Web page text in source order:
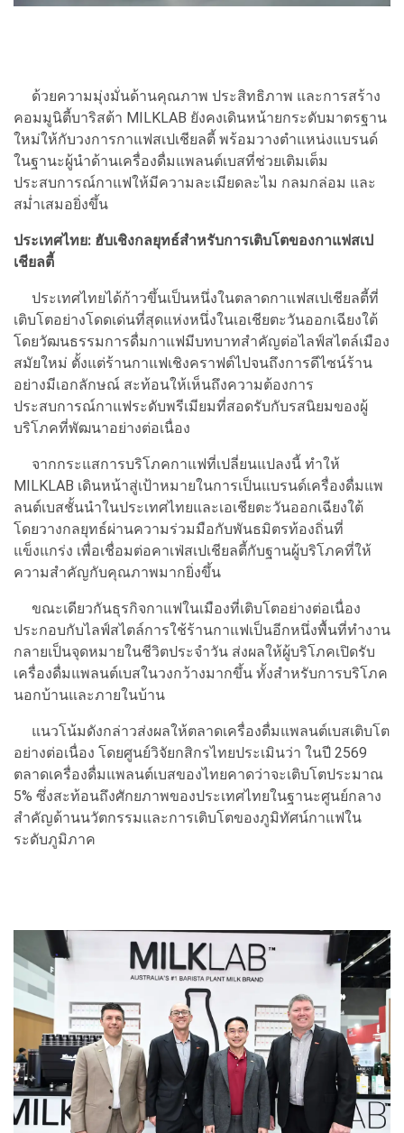
ด้วยความมุ่งมั่นด้านคุณภาพ ประสิทธิภาพ และการสร้าง
คอมมูนิตี้บาริสต้า MILKLAB ยังคงเดินหน้ายกระดับมาตรฐาน
ใหม่ให้กับวงการกาแฟสเปเชียลตี้ พร้อมวางตำแหน่งแบรนด์
ในฐานะผู้นำด้านเครื่องดื่มแพลนต์เบสที่ช่วยเติมเต็ม
ประสบการณ์กาแฟให้มีความละเมียดละไม กลมกล่อม และ
สม่ำเสมอยิ่งขึ้น
ประเทศไทย: ฮับเชิงกลยุทธ์สำหรับการเติบโตของกาแฟสเป
เชียลตี้
ประเทศไทยได้ก้าวขึ้นเป็นหนึ่งในตลาดกาแฟสเปเชียลตี้ที่
เติบโตอย่างโดดเด่นที่สุดแห่งหนึ่งในเอเชียตะวันออกเฉียงใต้
โดยวัฒนธรรมการดื่มกาแฟมีบทบาทสำคัญต่อไลฟ์สไตล์เมือง
สมัยใหม่ ตั้งแต่ร้านกาแฟเชิงคราฟต์ไปจนถึงการดีไซน์ร้าน
อย่างมีเอกลักษณ์ สะท้อนให้เห็นถึงความต้องการ
ประสบการณ์กาแฟระดับพรีเมียมที่สอดรับกับรสนิยมของผู้
บริโภคที่พัฒนาอย่างต่อเนื่อง
จากกระแสการบริโภคกาแฟที่เปลี่ยนแปลงนี้ ทำให้
MILKLAB เดินหน้าสู่เป้าหมายในการเป็นแบรนด์เครื่องดื่มแพ
ลนต์เบสชั้นนำในประเทศไทยและเอเชียตะวันออกเฉียงใต้
โดยวางกลยุทธ์ผ่านความร่วมมือกับพันธมิตรท้องถิ่นที่
แข็งแกร่ง เพื่อเชื่อมต่อคาเฟ่สเปเชียลตี้กับฐานผู้บริโภคที่ให้
ความสำคัญกับคุณภาพมากยิ่งขึ้น
ขณะเดียวกันธุรกิจกาแฟในเมืองที่เติบโตอย่างต่อเนื่อง
ประกอบกับไลฟ์สไตล์การใช้ร้านกาแฟเป็นอีกหนึ่งพื้นที่ทำงาน
กลายเป็นจุดหมายในชีวิตประจำวัน ส่งผลให้ผู้บริโภคเปิดรับ
เครื่องดื่มแพลนต์เบสในวงกว้างมากขึ้น ทั้งสำหรับการบริโภค
นอกบ้านและภายในบ้าน
แนวโน้มดังกล่าวส่งผลให้ตลาดเครื่องดื่มแพลนต์เบสเติบโต
อย่างต่อเนื่อง โดยศูนย์วิจัยกสิกรไทยประเมินว่า ในปี 2569
ตลาดเครื่องดื่มแพลนต์เบสของไทยคาดว่าจะเติบโตประมาณ
5% ซึ่งสะท้อนถึงศักยภาพของประเทศไทยในฐานะศูนย์กลาง
สำคัญด้านนวัตกรรมและการเติบโตของภูมิทัศน์กาแฟใน
ระดับภูมิภาค